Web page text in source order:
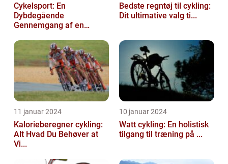
Cykelsport: En
Dybdegående
Gennemgang af en
Bedste regntøj til cykling:
Dit ultimative valg ti...
11 januar 2024
Kalorieberegner cykling:
Alt Hvad Du Behøver at
Vi...
10 januar 2024
Watt cykling: En holistisk
tilgang til træning på ...